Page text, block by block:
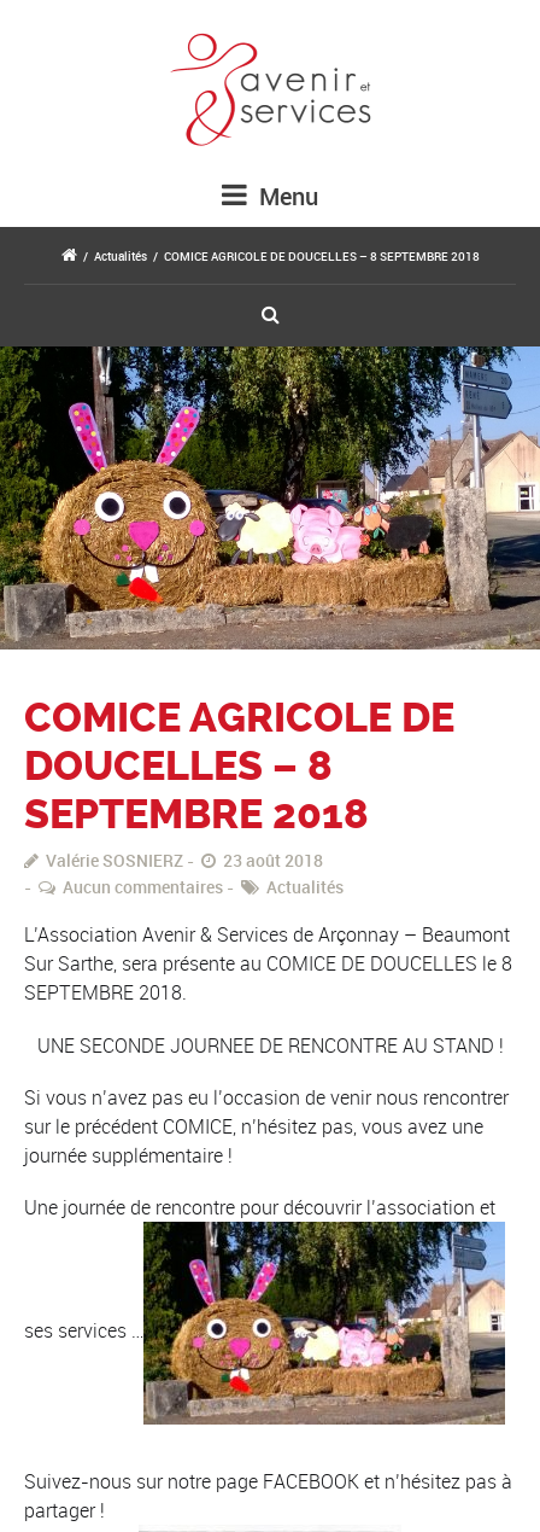
Menu
/ Actualités / COMICE AGRICOLE DE DOUCELLES – 8 SEPTEMBRE 2018
COMICE AGRICOLE DE
DOUCELLES – 8
SEPTEMBRE 2018
Valérie SOSNIERZ
23 août 2018
Aucun commentaires
Actualités
L’Association Avenir & Services de Arçonnay – Beaumont
Sur Sarthe, sera présente au COMICE DE DOUCELLES le 8
SEPTEMBRE 2018.
UNE SECONDE JOURNEE DE RENCONTRE AU STAND !
Si vous n’avez pas eu l’occasion de venir nous rencontrer
sur le précédent COMICE, n’hésitez pas, vous avez une
journée supplémentaire !
Une journée de rencontre pour découvrir l’association et
ses services …
Suivez-nous sur notre page FACEBOOK et n’hésitez pas à
partager !